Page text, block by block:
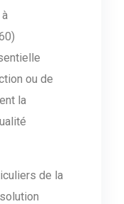
ou de
la
de la